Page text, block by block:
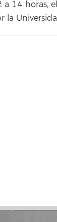
a 14 horas,
la